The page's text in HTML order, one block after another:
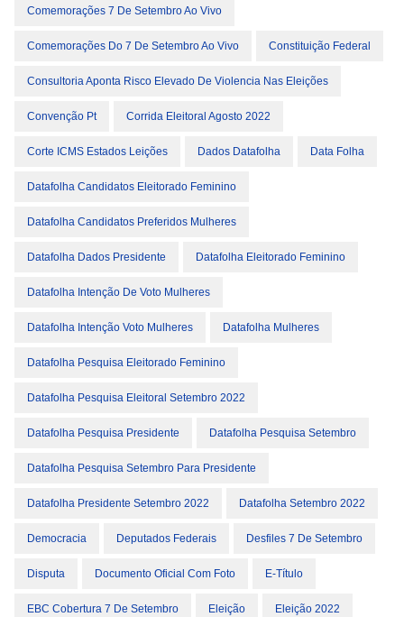
Comemorações 7 De Setembro Ao Vivo
Comemorações Do 7 De Setembro Ao Vivo Constituição Federal
Consultoria Aponta Risco Elevado De Violencia Nas Eleições
Convenção Pt Corrida Eleitoral Agosto 2022
Corte ICMS Estados Leições Dados Datafolha Data Folha
Datafolha Candidatos Eleitorado Feminino
Datafolha Candidatos Preferidos Mulheres
Datafolha Dados Presidente Datafolha Eleitorado Feminino
Datafolha Intenção De Voto Mulheres
Datafolha Intenção Voto Mulheres Datafolha Mulheres
Datafolha Pesquisa Eleitorado Feminino
Datafolha Pesquisa Eleitoral Setembro 2022
Datafolha Pesquisa Presidente Datafolha Pesquisa Setembro
Datafolha Pesquisa Setembro Para Presidente
Datafolha Presidente Setembro 2022 Datafolha Setembro 2022
Democracia Deputados Federais Desfiles 7 De Setembro
Disputa Documento Oficial Com Foto E-Título
EBC Cobertura 7 De Setembro Eleição Eleição 2022